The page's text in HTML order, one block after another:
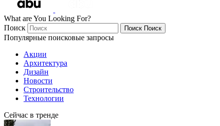
What are You Looking For?
Поиск
Поиск Поиск
Популярные поисковые запросы
Акции
Архитектура
Дизайн
Новости
Строительство
Технологии
Сейчас в тренде